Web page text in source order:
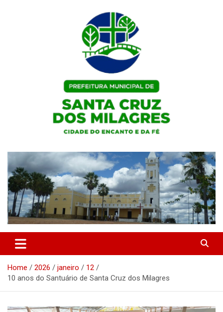
Prefeitura de Santa Cruz dos
Milagres / PI
Home 2026 janeiro
12
10 anos do Santuário de Santa Cruz dos Milagres